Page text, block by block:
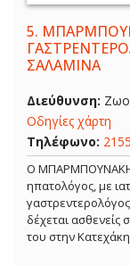
5.
ΣΑΛΑΜΙΝΑ
Διεύθυνση:
Οδηγίες χάρτη
Τηλέφωνο:
Ο ΜΠΑΡΜΠΟΥΝΑΚΗΣ
ηπατολόγος, με
δέχεται ασθενείς
του στην